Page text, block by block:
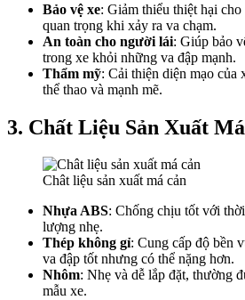
Bảo vệ xe: Giảm thiểu thiệt hại
quan trọng khi xảy ra va chạm.
An toàn cho người lái: Giúp bảo
trong xe khỏi những va đập mạnh.
Thẩm mỹ: Cải thiện diện mạo của
thể thao và mạnh mẽ.
3. Chất Liệu Sản Xuất
Chât liệu sản xuất má cản
Nhựa ABS: Chống chịu tốt với
lượng nhẹ.
Thép không gỉ: Cung cấp độ bền
va đập tốt nhưng có thể nặng hơn.
Nhôm: Nhẹ và dễ lắp đặt, thường
mẫu xe.